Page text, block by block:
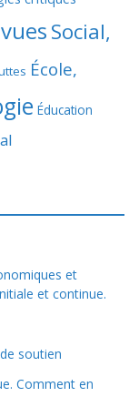
Social,
École,
Éducation
et
et continue.
soutien
Comment en